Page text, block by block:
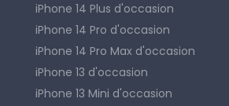
iPhone 14 Plus d'occasion
iPhone 14 Pro d'occasion
iPhone 14 Pro Max d'occasion
iPhone 13 d'occasion
iPhone 13 Mini d'occasion